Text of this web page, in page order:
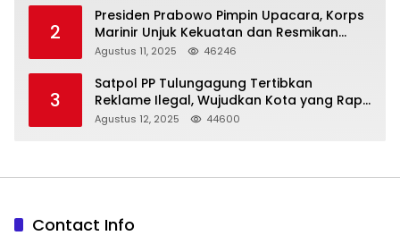
2
Presiden Prabowo Pimpin Upacara, Korps
Marinir Unjuk Kekuatan dan Resmikan
Struktur Baru
Agustus 11, 2025 46246
3
Satpol PP Tulungagung Tertibkan
Reklame Ilegal, Wujudkan Kota yang Rapi
dan Indah
Agustus 12, 2025 44600
Contact Info